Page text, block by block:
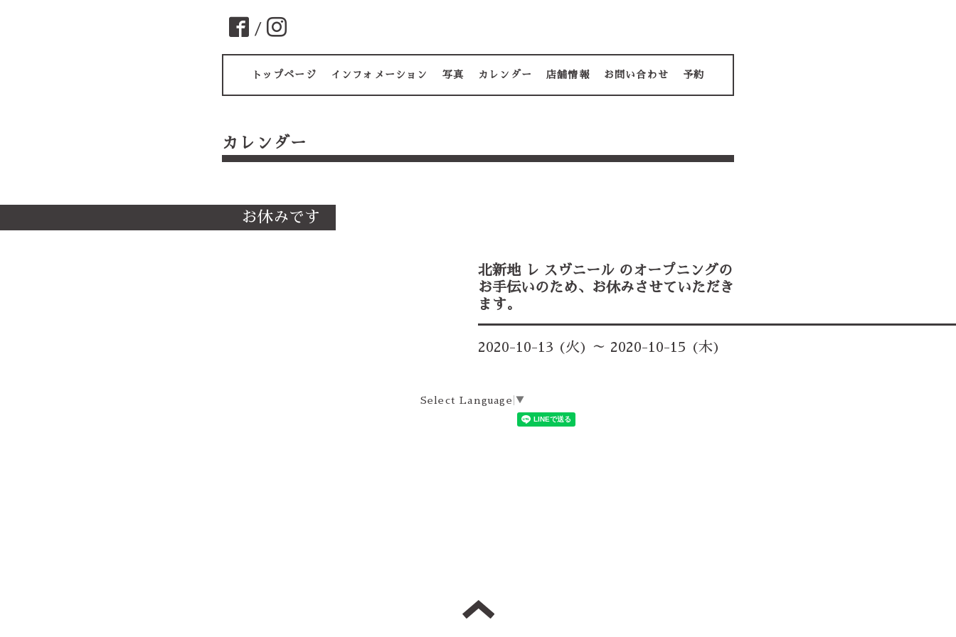
/
トップページ インフォメーション 写真 カレンダー 店舗情報 お問い合わせ 予約
カレンダー
お休みです
北新地 レ スヴニール のオープニングの
お手伝いのため、お休みさせていただき
ます。
2020-10-13 (火) ～ 2020-10-15 (木)
Select Language ▼